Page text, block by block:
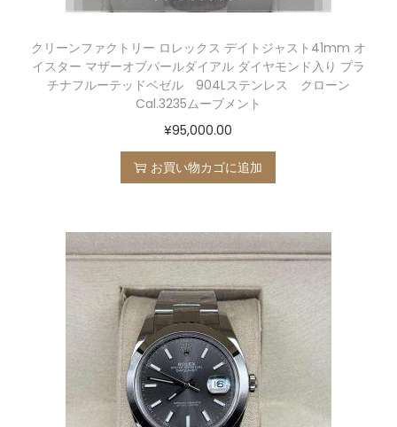
クリーンファクトリー ロレックス デイトジャスト41mm オ
イスター マザーオブパールダイアル ダイヤモンド入り プラ
チナフルーテッドベゼル 904Lステンレス クローン
Cal.3235ムーブメント
¥95,000.00
お買い物カゴに追加